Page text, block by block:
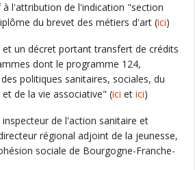
à l'attribution de l'indication "section
du brevet des métiers d'art (ici)
et un décret portant transfert de crédits
dont le programme 124,
politiques sanitaires, sociales, du
de la vie associative" (ici et ici)
inspecteur de l'action sanitaire et
régional adjoint de la jeunesse,
sociale de Bourgogne-Franche-